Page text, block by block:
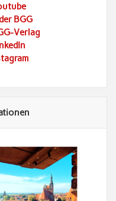
BGG
Verlag